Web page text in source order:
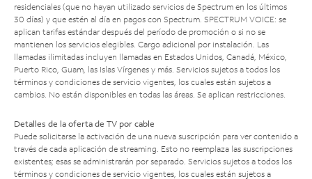
residenciales (que no hayan utilizado servicios de Spectrum en los últimos
30 días) y que estén al día en pagos con Spectrum. SPECTRUM VOICE: se
aplican tarifas estándar después del período de promoción o si no se
mantienen los servicios elegibles. Cargo adicional por instalación. Las
llamadas ilimitadas incluyen llamadas en Estados Unidos, Canadá, México,
Puerto Rico, Guam, las Islas Vírgenes y más. Servicios sujetos a todos los
términos y condiciones de servicio vigentes, los cuales están sujetos a
cambios. No están disponibles en todas las áreas. Se aplican restricciones.
Detalles de la oferta de TV por cable
Puede solicitarse la activación de una nueva suscripción para ver contenido a
través de cada aplicación de streaming. Esto no reemplaza las suscripciones
existentes; esas se administrarán por separado. Servicios sujetos a todos los
términos y condiciones de servicio vigentes, los cuales están sujetos a